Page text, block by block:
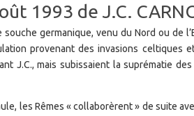
1993 de J.C.
germanique, venu du Nord ou de
provenant des invasions celtiques
J.C., mais subissaient la suprématie
les Rêmes « collaborèrent » de suite